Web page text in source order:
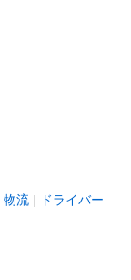
物流 ドライバー